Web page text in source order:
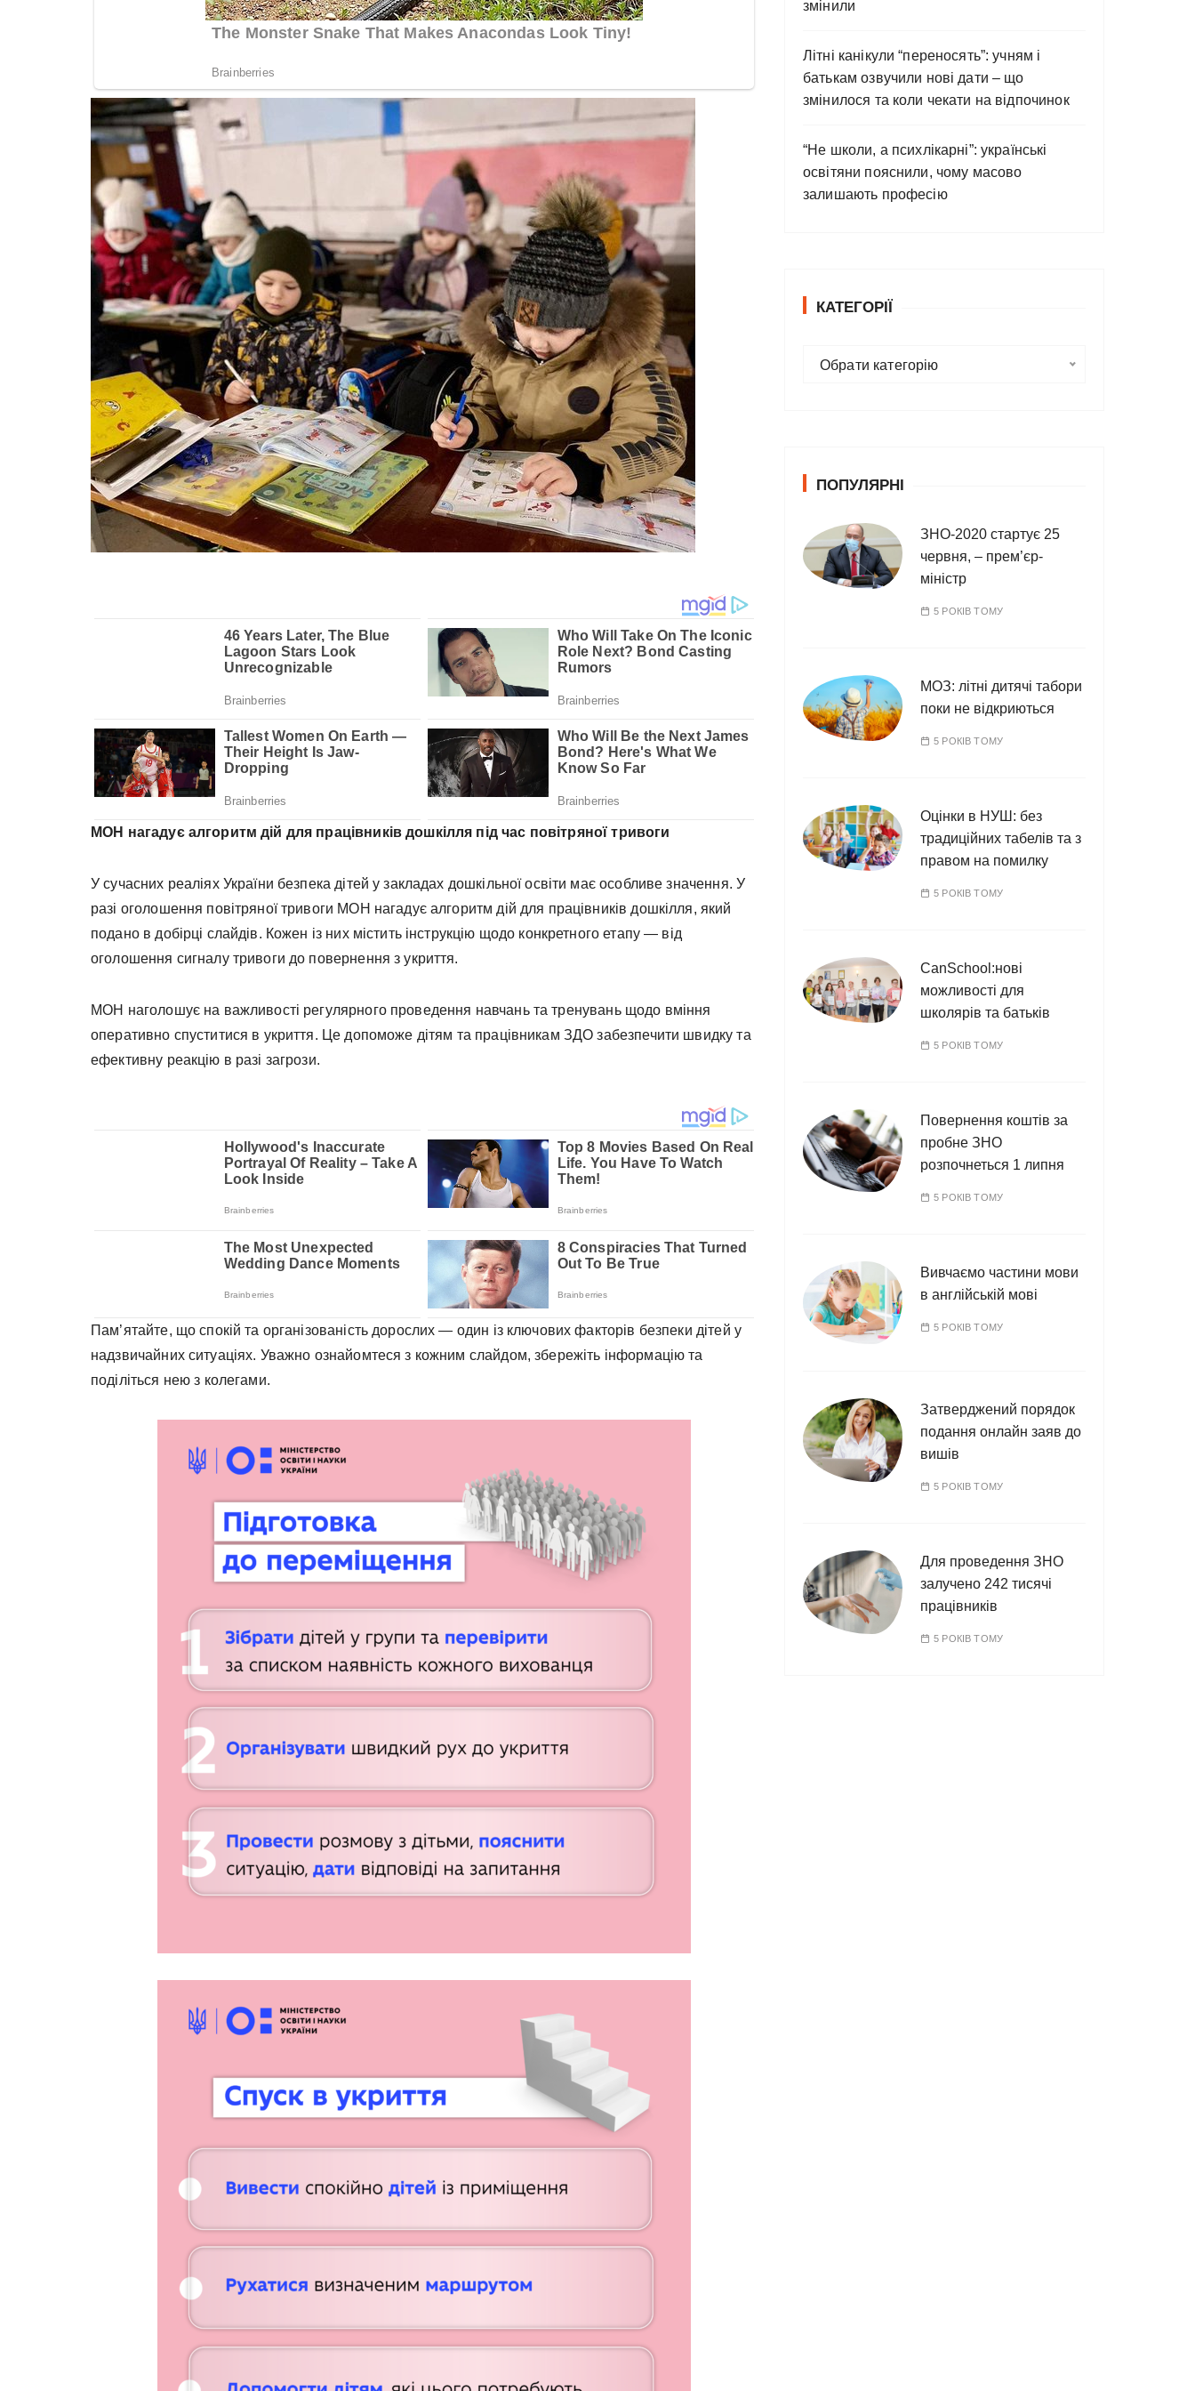
МОН нагадує алгоритм дій для працівників дошкілля під час повітряної тривоги
У сучасних реаліях України безпека дітей у закладах дошкільної освіти має особливе значення. У
разі оголошення повітряної тривоги МОН нагадує алгоритм дій для працівників дошкілля, який
подано в добірці слайдів. Кожен із них містить інструкцію щодо конкретного етапу — від
оголошення сигналу тривоги до повернення з укриття.
МОН наголошує на важливості регулярного проведення навчань та тренувань щодо вміння
оперативно спуститися в укриття. Це допоможе дітям та працівникам ЗДО забезпечити швидку та
ефективну реакцію в разі загрози.
Пам’ятайте, що спокій та організованість дорослих — один із ключових факторів безпеки дітей у
надзвичайних ситуаціях. Уважно ознайомтеся з кожним слайдом, збережіть інформацію та
поділіться нею з колегами.
змінили
Літні канікули “переносять”: учням і
батькам озвучили нові дати – що
змінилося та коли чекати на відпочинок
“Не школи, а психлікарні”: українські
освітяни пояснили, чому масово
залишають професію
КАТЕГОРІЇ
р
Обрати категорію
ПОПУЛЯРНІ
ЗНО-2020 стартує 25
червня, – прем’єр-
міністр
5 РОКІВ ТОМУ
МОЗ: літні дитячі табори
поки не відкриються
5 РОКІВ ТОМУ
Оцінки в НУШ: без
традиційних табелів та з
правом на помилку
5 РОКІВ ТОМУ
CanSchool:нові
можливості для
школярів та батьків
5 РОКІВ ТОМУ
Повернення коштів за
пробне ЗНО
розпочнеться 1 липня
5 РОКІВ ТОМУ
Вивчаємо частини мови
в англійській мові
5 РОКІВ ТОМУ
Затверджений порядок
подання онлайн заяв до
вишів
5 РОКІВ ТОМУ
Для проведення ЗНО
залучено 242 тисячі
працівників
5 РОКІВ ТОМУ